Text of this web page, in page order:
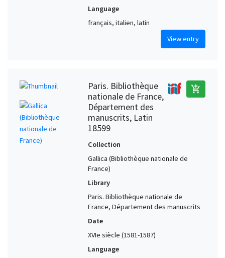
Language
français, italien, latin
View entry
Paris. Bibliothèque
nationale de France,
Département des
manuscrits, Latin
18599
add_shopping_cart
Collection
Gallica (Bibliothèque nationale de
France)
Library
Paris. Bibliothèque nationale de
France, Département des manuscrits
Date
XVIe siècle (1581-1587)
Language